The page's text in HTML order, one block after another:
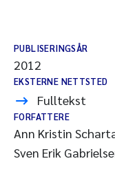
PUBLISERINGSÅR
2012
EKSTERNE NETTSTED
Fulltekst
FORFATTERE
Ann Kristin
Sven Erik